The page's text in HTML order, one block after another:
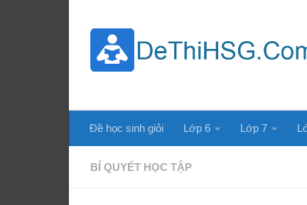
Đề học sinh giỏi Lớp 6 Lớp 7
BÍ QUYẾT HỌC TẬP